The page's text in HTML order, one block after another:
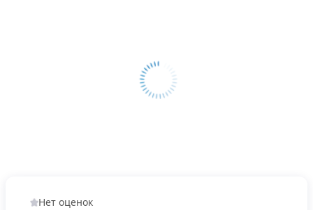
Нет оценок